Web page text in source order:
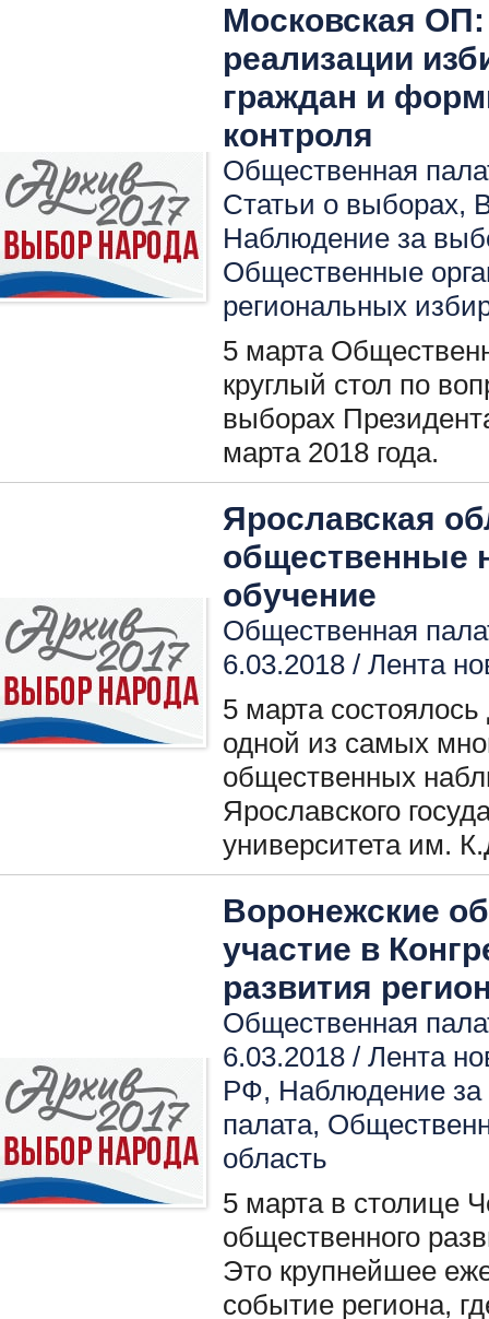
Московская
реализации
граждан и
контроля
Общественная
Статьи о выборах,
Наблюдение за
Общественные
региональных
5 марта
круглый стол по
выборах
марта 2018 года.
Ярославская
общественные
обучение
Общественная
6.03.2018 / Лента
5 марта
одной из самых
общественных
Ярославского
университета им.
Воронежские
участие в
развития
Общественная
6.03.2018 / Лента
РФ, Наблюдение
палата,
область
5 марта в столице
общественного
Это крупнейшее
событие региона,